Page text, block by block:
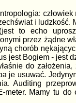
i
to echo
przez żądne
chorób
jest Bogiem - jest
do
je usuwać.
Auditing
meter. Mamy tu